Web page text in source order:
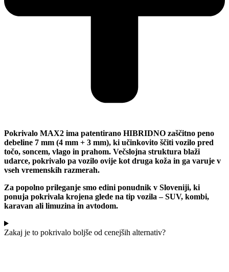
Pokrivalo MAX2 ima patentirano HIBRIDNO zaščitno peno
debeline 7 mm (4 mm + 3 mm), ki učinkovito ščiti vozilo pred
točo, soncem, vlago in prahom. Večslojna struktura blaži
udarce, pokrivalo pa vozilo ovije kot druga koža in ga varuje v
vseh vremenskih razmerah.
Za popolno prileganje smo edini ponudnik v Sloveniji, ki
ponuja pokrivala krojena glede na tip vozila – SUV, kombi,
karavan ali limuzina in avtodom.
Zakaj je to pokrivalo boljše od cenejših alternativ?